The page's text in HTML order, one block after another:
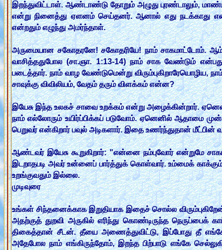
இறந்துவிட்டாள். ஆண்டாண்டு தோறும் அழுது புரண்டாலும்,
என்று நினைத்து ஏளனம் செய்தனர். ஆனால் எது நடக்காது
என்றதும் எழுந்து அமர்ந்தாள்.
அருமையான சகோதரனே! சகோதரியே! நாம் சாகமாட்டோம்.
வாசித்ததுபோல (சா.ஞா. 1:13-14) நாம் சாக வேண்டும்
படைத்தார். நாம் வாழ வேண்டுமென்று
சாவுக்கு விவிலியம், வேதம் தரும் விளக்கம் என்ன?
இயேசு இந்த உலகச் சாவை உறக்கம் என்று அழைக்கின்றார்.
நாம் எல்லோரும் உயிர்ப்பிக்கப் படுவோம். ஏனெனில் ஆதாமை
பெறுவர் என்கிறார் பவுல் அடிகளார். இதை உணர்ந்துதான்
ஆண்டவர் இயேசு கூறுகிறார்: "என்னை நம்புவோர் என்றுமே
இடறாதபடி அவர் உன்னைப் பார்த்துக் கொள்வார். உம்மைக்
உறங்குவதும் இல்லை.
முடிவுரை
உங்கள் சிந்தனைக்காக இறுதியாக இதைச் சொல்ல
அதற்குத் துறவி அருகில் எரிந்து கொண்டிருந்த நெருப்பைக்
திகைத்தான் சீடன். தீயை அணைத்துவிட்டு, இப்போது தீ
அதேபோல நாம் எங்கிருந்தோம், இறந்த பிற்பாடு எங்கே